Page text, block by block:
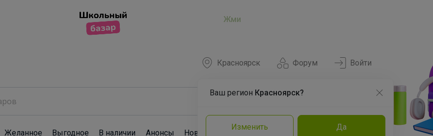
Жми
Форум
Красноярск
Ваш регион Красноярск?
Изменить Да
Войти
Желанное Выгодное В наличии Анонсы Новости Команда Эксперты